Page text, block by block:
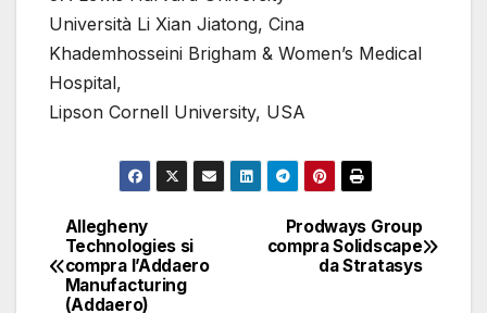
Università Li Xian Jiatong, Cina
Khademhosseini Brigham & Women’s Medical
Hospital,
Lipson Cornell University, USA
Navigazione
articoli
Prodways Group
compra Solidscape
da Stratasys
Allegheny
Technologies si
compra l’Addaero
Manufacturing
(Addaero)